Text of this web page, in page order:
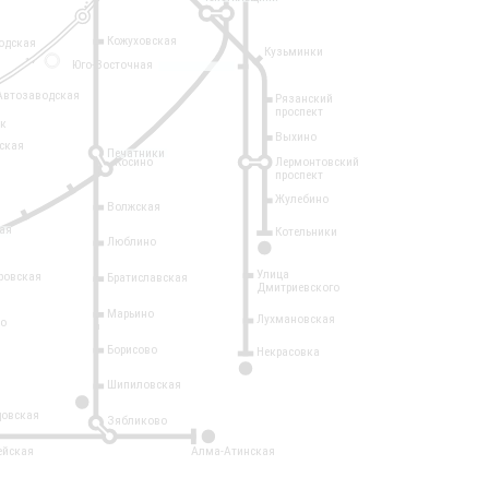
2
14
Кузьминки
Рязанский
проспект
Выхино
Лермонтовский
проспект
Жулебино
Котельники
Кожуховская
Печатники
Волжская
Люблино
Братиславская
Марьино
Борисово
Шипиловская
Зябликово
Алма-Атинская
Улица
Дмитриевского
Лухмановская
Некрасовка
Косино
Юго-Восточная